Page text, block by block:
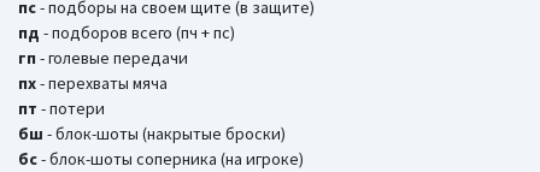
пс- подборы на своем щите (в защите)
пд - подборов всего (пч + пс)
гп - голевые передачи
пх- перехваты мяча
пт - потери
бш - блок-шоты (накрытые броски)
бc- блок-шоты соперника (на игроке)